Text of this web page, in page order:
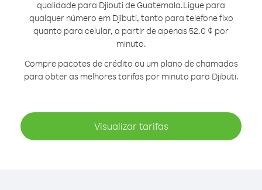
qualidade para Djibuti de Guatemala.Ligue para
qualquer número em Djibuti, tanto para telefone fixo
quanto para celular, a partir de apenas 52.0 ¢ por
minuto.
Compre pacotes de crédito ou um plano de chamadas
para obter as melhores tarifas por minuto para Djibuti.
Visualizar tarifas